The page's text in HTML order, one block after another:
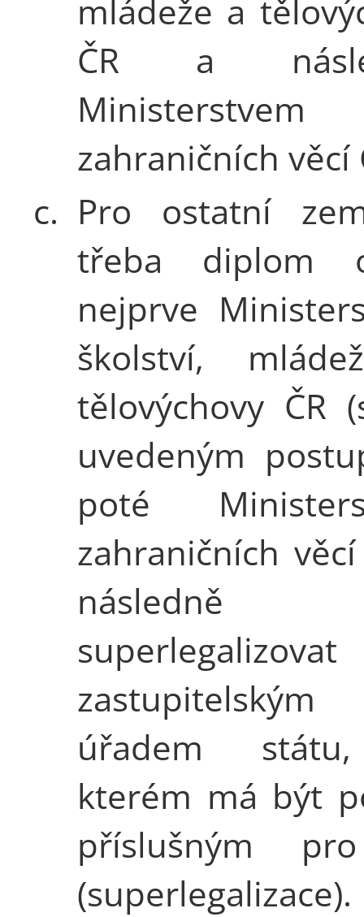
mládeže a
ČR a
Ministerstvem
zahraničních věcí
c. Pro ostatní
třeba diplom
nejprve
školství,
tělovýchovy ČR
uvedeným
poté
zahraničních
superlegalizovat
zastupitelským
úřadem
kterém má být
příslušným
(superlegalizace).